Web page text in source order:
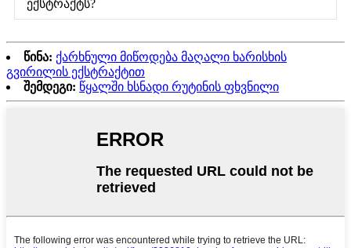
ექსტრაქტს?
წინა: ქარხნული მიწოდება მაღალი ხარისხის
გვირილის ექსტრაქტით
შემდეგი: წყალში ხსნადი რუტინის ფხვნილი